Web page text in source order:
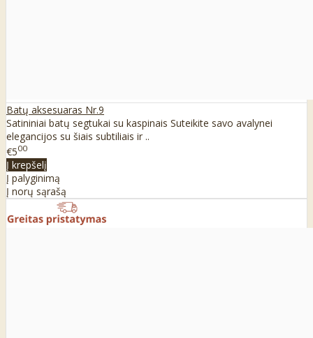
Batų aksesuaras Nr.9
Satininiai batų segtukai su kaspinais Suteikite savo avalynei
elegancijos su šiais subtiliais ir ..
€500
Į krepšelį
Į palyginimą
Į norų sąrašą